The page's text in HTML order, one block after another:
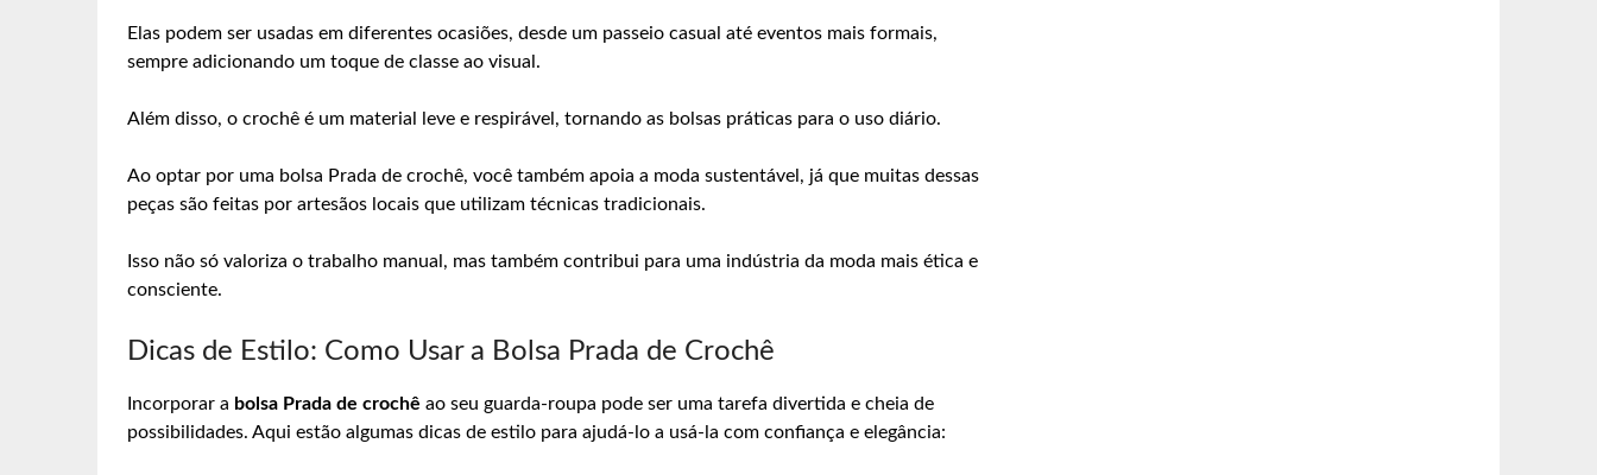
Elas podem ser usadas em diferentes ocasiões, desde um passeio casual até eventos mais formais,
sempre adicionando um toque de classe ao visual.
Além disso, o crochê é um material leve e respirável, tornando as bolsas práticas para o uso diário.
Ao optar por uma bolsa Prada de crochê, você também apoia a moda sustentável, já que muitas dessas
peças são feitas por artesãos locais que utilizam técnicas tradicionais.
Isso não só valoriza o trabalho manual, mas também contribui para uma indústria da moda mais ética e
consciente.
Dicas de Estilo: Como Usar a Bolsa Prada de Crochê
Incorporar a bolsa Prada de crochê ao seu guarda-roupa pode ser uma tarefa divertida e cheia de
possibilidades. Aqui estão algumas dicas de estilo para ajudá-lo a usá-la com confiança e elegância: